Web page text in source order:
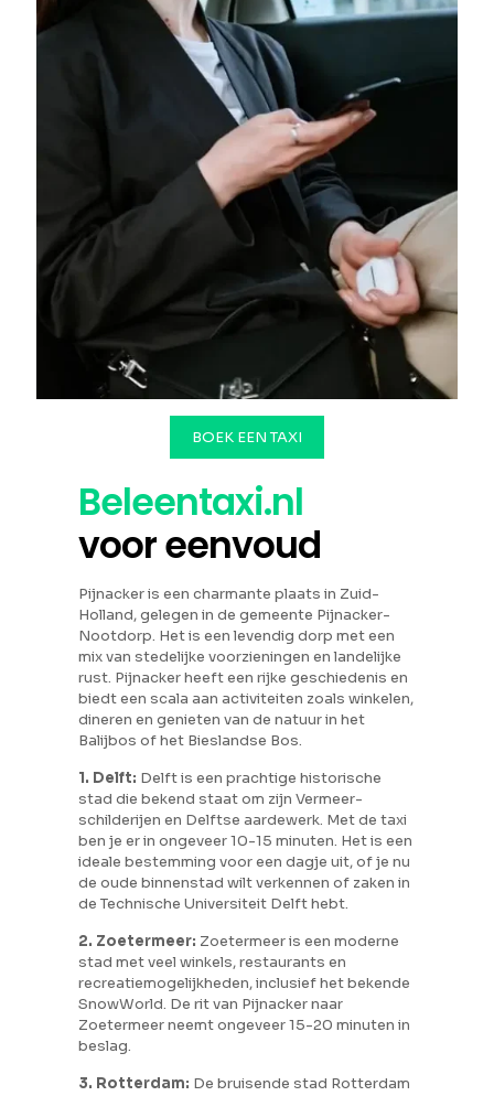
BOEK EEN TAXI
Beleentaxi.nl
voor eenvoud
Pijnacker is een charmante plaats in Zuid-
Holland, gelegen in de gemeente Pijnacker-
Nootdorp. Het is een levendig dorp met een
mix van stedelijke voorzieningen en landelijke
rust. Pijnacker heeft een rijke geschiedenis en
biedt een scala aan activiteiten zoals winkelen,
dineren en genieten van de natuur in het
Balijbos of het Bieslandse Bos.
1. Delft: Delft is een prachtige historische
stad die bekend staat om zijn Vermeer-
schilderijen en Delftse aardewerk. Met de taxi
ben je er in ongeveer 10-15 minuten. Het is een
ideale bestemming voor een dagje uit, of je nu
de oude binnenstad wilt verkennen of zaken in
de Technische Universiteit Delft hebt.
2. Zoetermeer: Zoetermeer is een moderne
stad met veel winkels, restaurants en
recreatiemogelijkheden, inclusief het bekende
SnowWorld. De rit van Pijnacker naar
Zoetermeer neemt ongeveer 15-20 minuten in
beslag.
3. Rotterdam: De bruisende stad Rotterdam